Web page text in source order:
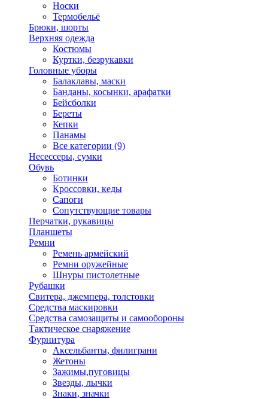
Носки
Термобельё
Брюки, шорты
Верхняя одежда
Костюмы
Куртки, безрукавки
Головные уборы
Балаклавы, маски
Банданы, косынки, арафатки
Бейсболки
Береты
Кепки
Панамы
Все категории (9)
Несессеры, сумки
Обувь
Ботинки
Кроссовки, кеды
Сапоги
Сопутствующие товары
Перчатки, рукавицы
Планшеты
Ремни
Ремень армейский
Ремни оружейные
Шнуры пистолетные
Рубашки
Свитера, джемпера, толстовки
Средства маскировки
Средства самозащиты и самообороны
Тактическое снаряжение
Фурнитура
Аксельбанты, филиграни
Жетоны
Зажимы,пуговицы
Звезды, лычки
Знаки, значки